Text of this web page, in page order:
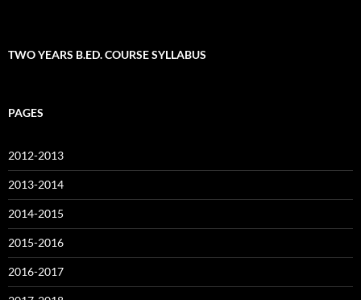
TWO YEARS B.ED. COURSE SYLLABUS
PAGES
2012-2013
2013-2014
2014-2015
2015-2016
2016-2017